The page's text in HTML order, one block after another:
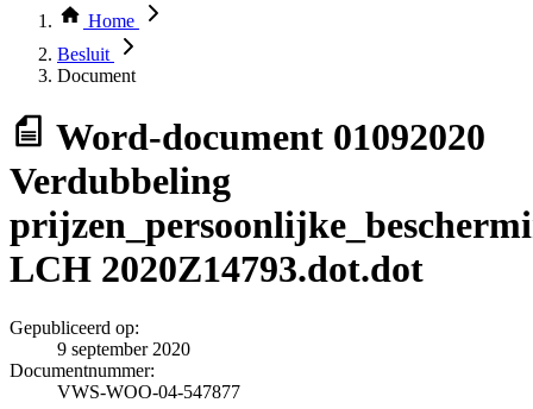
Thema COVID-19
Bekijk per bestuursorgaan
Home
Besluit
Document
Word-document 01092020
Verdubbeling
LCH 2020Z14793.dot.dot
Gepubliceerd op:
9 september 2020
Documentnummer:
VWS-WOO-04-547877